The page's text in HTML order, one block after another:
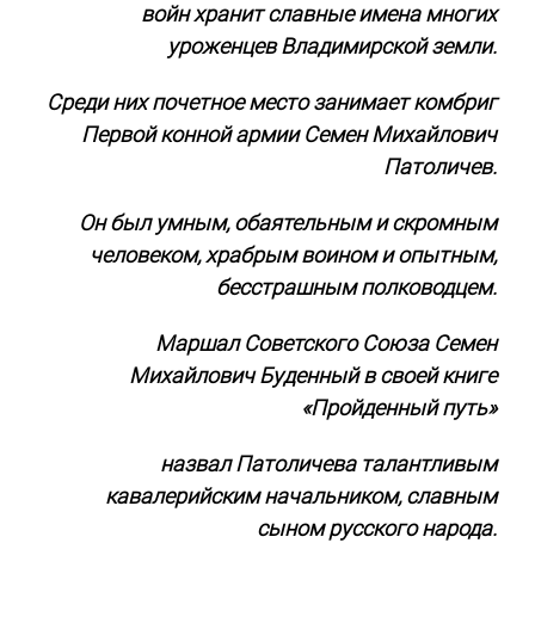
войн хранит славные имена многих
уроженцев Владимирской земли.
Среди них почетное место занимает комбриг
Первой конной армии Семен Михайлович
Патоличев.
Он был умным, обаятельным и скромным
человеком, храбрым воином и опытным,
бесстрашным полководцем.
Маршал Советского Союза Семен
Михайлович Буденный в своей книге
«Пройденный путь»
назвал Патоличева талантливым
кавалерийским начальником, славным
сыном русского народа.